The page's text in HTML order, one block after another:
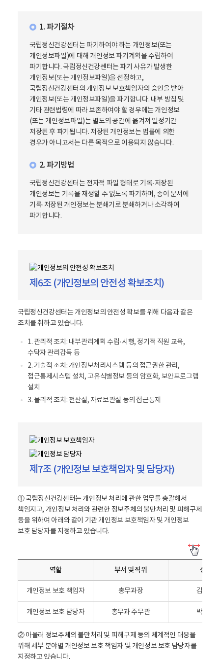
1. 파기절차
국립정신건강센터는 파기하여야 하는 개인정보(또는
개인정보파일)에 대해 개인정보 파기계획을 수립하여
파기합니다. 국립정신건강센터는 파기 사유가 발생한
개인정보(또는 개인정보파일)을 선정하고,
국립정신건강센터의 개인정보 보호책임자의 승인을 받아
개인정보(또는 개인정보파일)을 파기합니다. 내부 방침 및
기타 관련법령에 따라 보존하여야 할 경우에는 개인정보
(또는 개인정보파일)는 별도의 공간에 옮겨져 일정기간
저장된 후 파기됩니다. 저장된 개인정보는 법률에 의한
경우가 아니고서는 다른 목적으로 이용되지 않습니다.
2. 파기방법
국립정신건강센터는 전자적 파일 형태로 기록·저장된
개인정보는 기록을 재생할 수 없도록 파기하며, 종이 문서에
기록·저장된 개인정보는 분쇄기로 분쇄하거나 소각하여
파기합니다.
제6조 (개인정보의 안전성 확보조치)
국립정신건강센터는 개인정보의 안전성 확보를 위해 다음과 같은
조치를 취하고 있습니다.
1. 관리적 조치: 내부관리계획 수립·시행, 정기적 직원 교육,
수탁자 관리감독 등
2. 기술적 조치: 개인정보처리시스템 등의 접근권한 관리,
접근통제시스템 설치, 고유식별정보 등의 암호화, 보안프로그램
설치
3. 물리적 조치: 전산실, 자료보관실 등의 접근통제
제7조 (개인정보 보호책임자 및 담당자)
① 국립정신건강센터는 개인정보 처리에 관한 업무를 총괄해서
책임지고, 개인정보 처리와 관련한 정보주체의 불만처리 및 피해구제
등을 위하여 아래와 같이 기관 개인정보 보호책임자 및 개인정보
보호 담당자를 지정하고 있습니다.
인
보
호
임
자
및
역할 부서 및 직위 성명
개인정보 보호 책임자 총무과장 김준태
개인정보 보호 담당자 총무과 주무관 박대복
② 아울러 정보주체의 불만처리 및 피해구제 등의 체계적인 대응을
위해 세부 분야별 개인정보 보호 책임자 및 개인정보 보호 담당자를
지정하고 있습니다.